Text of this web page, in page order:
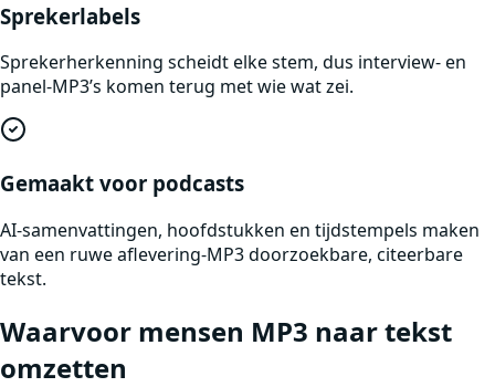
Sprekerlabels
Sprekerherkenning scheidt elke stem, dus interview- en
panel-MP3’s komen terug met wie wat zei.
Gemaakt voor podcasts
AI-samenvattingen, hoofdstukken en tijdstempels maken
van een ruwe aflevering-MP3 doorzoekbare, citeerbare
tekst.
Waarvoor mensen MP3 naar tekst
omzetten